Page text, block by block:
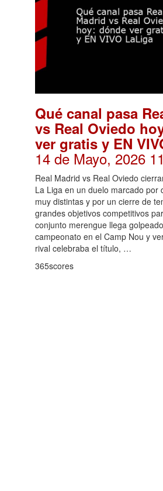
Qué canal pasa
vs Real Oviedo
ver gratis y EN
14 de Mayo, 2026
Real Madrid vs Real Oviedo
La Liga en un duelo marcado por
muy distintas y por un cierre de
grandes objetivos competitivos
conjunto merengue llega
campeonato en el Camp Nou y
rival celebraba el título, …
365scores